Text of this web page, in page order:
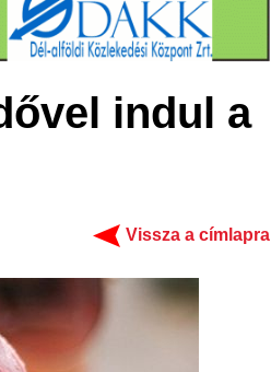
indul a
Vissza a címlapra